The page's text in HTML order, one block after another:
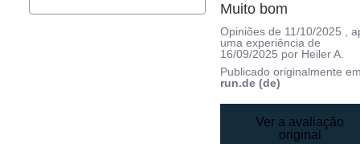
Muito bom
Opiniões de 11/10/2025 ,
uma experiência de
16/09/2025 por Heiler A.
Publicado originalmente
run.de (de)
Ver a avaliação
original